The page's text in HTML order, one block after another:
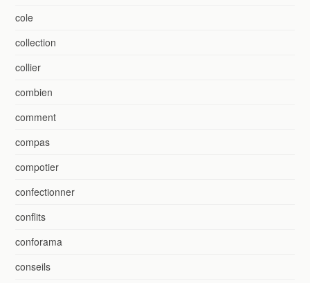
cole
collection
collier
combien
comment
compas
compotier
confectionner
conflits
conforama
conseils